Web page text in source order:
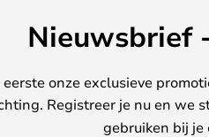
Nieuwsbrief
onze exclusieve
Registreer je nu en we
gebruiken bij je